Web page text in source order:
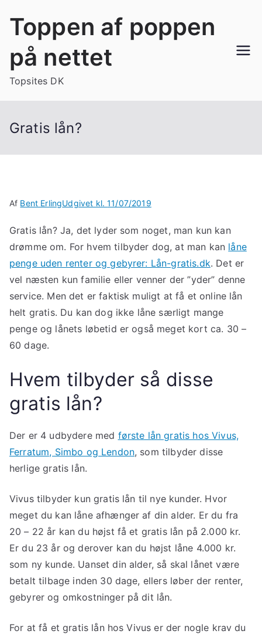
Toppen af poppen
på nettet
Topsites DK
Gratis lån?
Af Bent ErlingUdgivet kl.11/07/2019
Gratis lån? Ja, det lyder som noget, man kun kan
drømme om. For hvem tilbyder dog, at man kan låne
penge uden renter og gebyrer: Lån-gratis.dk. Det er
vel næsten kun familie eller venner der ”yder” denne
service. Men det er faktisk muligt at få et online lån
helt gratis. Du kan dog ikke låne særligt mange
penge og lånets løbetid er også meget kort ca. 30 –
60 dage.
Hvem tilbyder så disse
gratis lån?
Der er 4 udbydere med første lån gratis hos Vivus,
Ferratum, Simbo og Lendon, som tilbyder disse
herlige gratis lån.
Vivus tilbyder kun gratis lån til nye kunder. Hvor
meget du kan låne afhænger af din alder. Er du fra
20 – 22 år kan du højst få et gratis lån på 2.000 kr.
Er du 23 år og derover kan du højst låne 4.000 kr.
som ny kunde. Uanset din alder, så skal lånet være
betalt tilbage inden 30 dage, ellers løber der renter,
gebyrer og omkostninger på dit lån.
For at få et gratis lån hos Vivus er der nogle krav du